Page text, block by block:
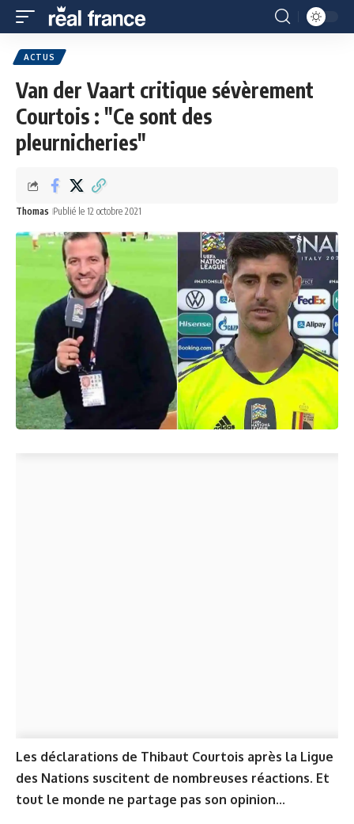
ACTUS
Van der Vaart critique sévèrement
Courtois : "Ce sont des
pleurnicheries"
Thomas Publié le 12 octobre 2021
Les déclarations de Thibaut Courtois après la Ligue
des Nations suscitent de nombreuses réactions. Et
tout le monde ne partage pas son opinion...